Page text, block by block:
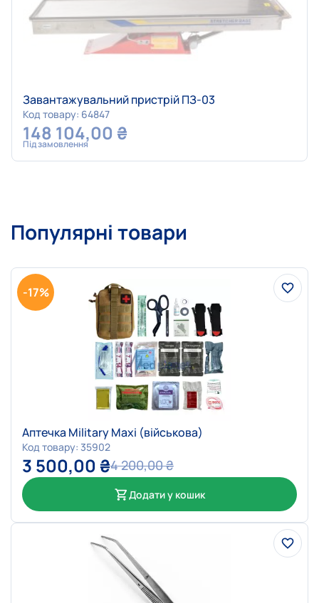
Завантажувальний пристрій ПЗ-03
Код товару: 64847
148 104,00 ₴
Під замовлення
Популярні товари
-17%
Аптечка Military Maxi (військова)
Код товару: 35902
4 200,00₴
3 500,00 ₴
Додати у кошик